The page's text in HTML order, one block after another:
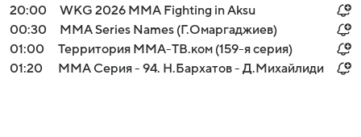
20:00
WKG 2026 ММА Fighting in Aksu
00:30
MMA Series Names (Г.Омаргаджиев)
01:00
Территория ММА-ТВ.ком (159-я серия)
01:20
ММА Серия - 94. Н.Бархатов - Д.Михайлиди